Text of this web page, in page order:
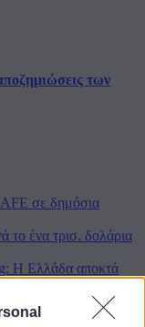
των
σε δημόσια
το ένα τρισ. δολάρια
Η Ελλάδα αποκτά
Leaders των